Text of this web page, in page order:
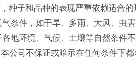
种子和品种的表现严重依赖适合
条件，如干旱、多雨、大风、虫
地环境、气候、土壤等自然条件
公司不保证或暗示在任何条件下都